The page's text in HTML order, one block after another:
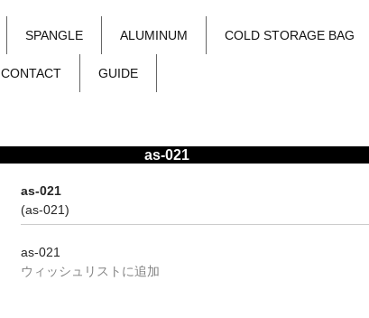
SPANGLE ALUMINUM COLD STORAGE BAG
CONTACT GUIDE
as-021
as-021
(as-021)
as-021
ウィッシュリストに追加